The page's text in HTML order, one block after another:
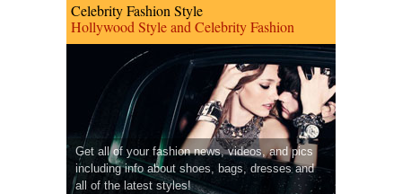
Celebrity Fashion Style
Hollywood Style and Celebrity Fashion
Get all of your fashion news, videos, and pics
including info about shoes, bags, dresses and
all of the latest styles!